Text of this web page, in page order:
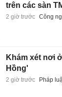
trên các sàn
2 giờ trước Công
Khám xét nơi
Hồng'
2 giờ trước Pháp